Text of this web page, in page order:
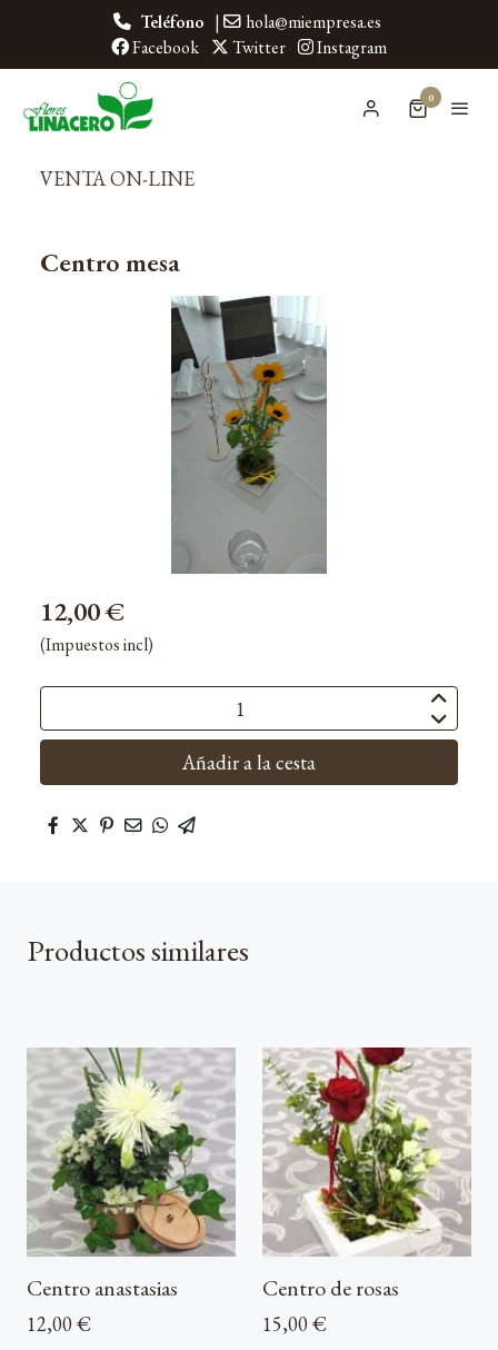
Teléfono |
hola@miempresa.es
Facebook
Twitter Instagram
0
VENTA ON-LINE
Centro mesa
12,00 €
(Impuestos incl)
Añadir a la cesta
Productos similares
Centro anastasias
12,00 €
Centro de rosas
15,00 €